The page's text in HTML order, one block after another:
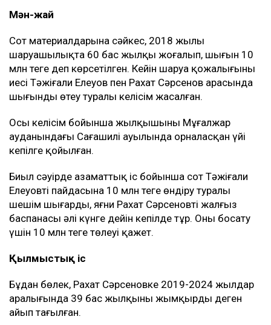
Мән-жай
Сот материалдарына сәйкес, 2018 жылы
шаруашылықта 60 бас жылқы жоғалып, шығын 10
млн теңге деп көрсетілген. Кейін шаруа қожалығының
иесі Тәжіғали Елеуов пен Рахат Сәрсенов арасында
шығынды өтеу туралы келісім жасалған.
Осы келісім бойынша жылқышының Мұғалжар
ауданындағы Сағашилі ауылында орналасқан үйі
кепілге қойылған.
Биыл сәуірде азаматтық іс бойынша сот Тәжіғали
Елеуовтің пайдасына 10 млн теңге өндіру туралы
шешім шығарды, яғни Рахат Сәрсеновтің жалғыз
баспанасы әлі күнге дейін кепілде тұр. Оны босату
үшін 10 млн теңге төлеуі қажет.
Қылмыстық іс
Бұдан бөлек, Рахат Сәрсеновке 2019-2024 жылдар
аралығында 39 бас жылқыны жымқырды деген
айып тағылған.